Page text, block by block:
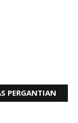
PERGANTIAN